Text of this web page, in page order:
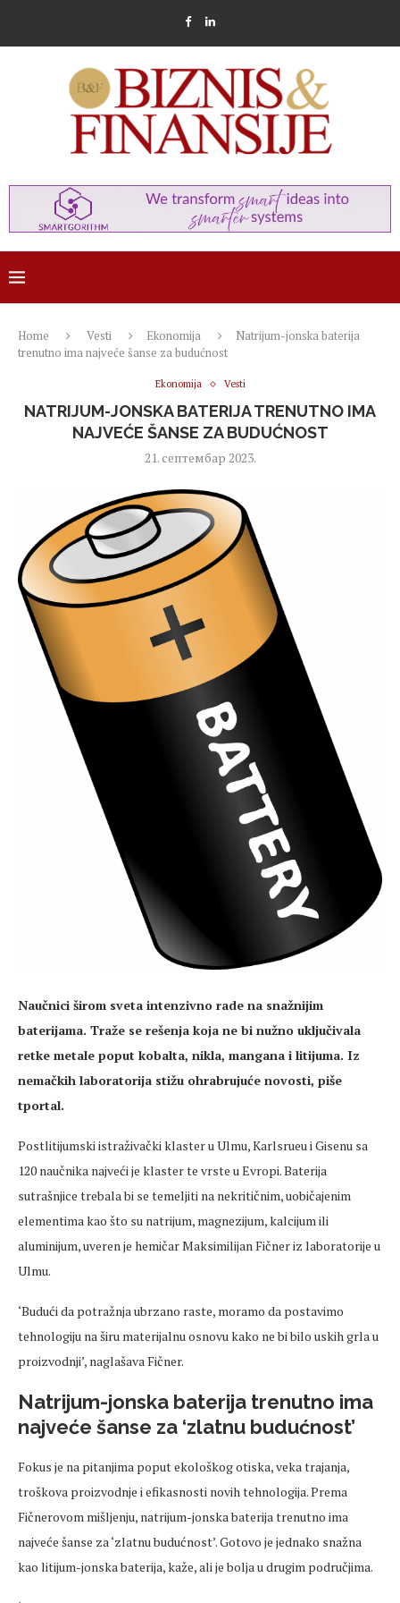
Home Vesti Ekonomija
Natrijum-jonska baterija
trenutno ima najveće šanse za budućnost
Ekonomija Vesti
NATRIJUM-JONSKA BATERIJA TRENUTNO IMA
NAJVEĆE ŠANSE ZA BUDUĆNOST
21. септембар 2023.
Naučnici širom sveta intenzivno rade na snažnijim
baterijama. Traže se rešenja koja ne bi nužno uključivala
retke metale poput kobalta, nikla, mangana i litijuma. Iz
nemačkih laboratorija stižu ohrabrujuće novosti, piše
tportal.
Postlitijumski istraživački klaster u Ulmu, Karlsrueu i Gisenu sa
120 naučnika najveći je klaster te vrste u Evropi. Baterija
sutrašnjice trebala bi se temeljiti na nekritičnim, uobičajenim
elementima kao što su natrijum, magnezijum, kalcijum ili
aluminijum, uveren je hemičar Maksimilijan Fičner iz laboratorije u
Ulmu.
‘Budući da potražnja ubrzano raste, moramo da postavimo
tehnologiju na širu materijalnu osnovu kako ne bi bilo uskih grla u
proizvodnji’, naglašava Fičner.
Natrijum-jonska baterija trenutno ima
najveće šanse za ‘zlatnu budućnost’
Fokus je na pitanjima poput ekološkog otiska, veka trajanja,
troškova proizvodnje i efikasnosti novih tehnologija. Prema
Fičnerovom mišljenju, natrijum-jonska baterija trenutno ima
najveće šanse za ‘zlatnu budućnost’. Gotovo je jednako snažna
kao litijum-jonska baterija, kaže, ali je bolja u drugim područjima.